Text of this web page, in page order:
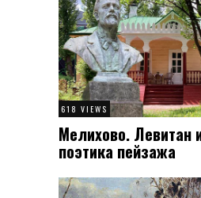
618 VIEWS
Мелихово. Левитан
поэтика пейзажа